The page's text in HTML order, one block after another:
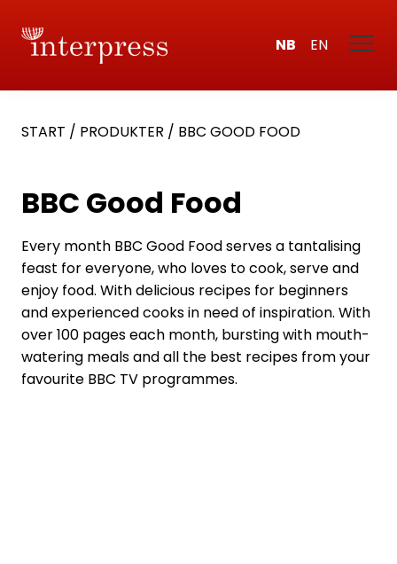
NB EN
START / PRODUKTER / BBC GOOD FOOD
BBC Good Food
Every month BBC Good Food serves a tantalising
feast for everyone, who loves to cook, serve and
enjoy food. With delicious recipes for beginners
and experienced cooks in need of inspiration. With
over 100 pages each month, bursting with mouth-
watering meals and all the best recipes from your
favourite BBC TV programmes.